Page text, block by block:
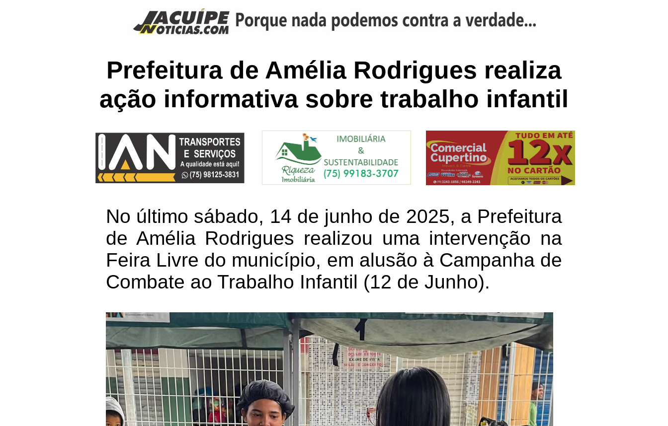
Prefeitura de Amélia Rodrigues realiza
ação informativa sobre trabalho infantil
No último sábado, 14 de junho de 2025, a Prefeitura
de Amélia Rodrigues realizou uma intervenção na
Feira Livre do município, em alusão à Campanha de
Combate ao Trabalho Infantil (12 de Junho).